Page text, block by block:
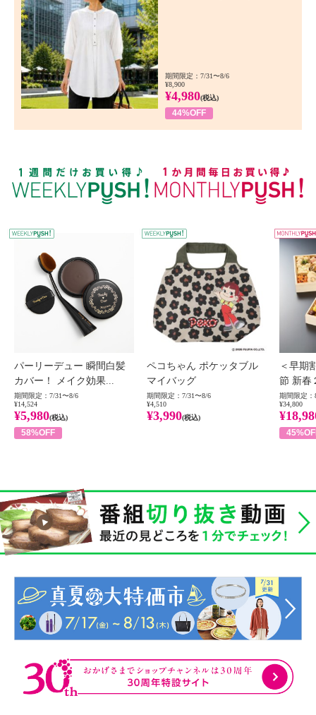
期間限定：7/31〜8/6
¥8,900
¥4,980(税込)
44%OFF
WEEKLY PUSH
パーリーデュー 瞬間白髪
カバー！ メイク効果...
期間限定：7/31〜8/6
¥14,524
¥5,980(税込)
58%OFF
ペコちゃん ポケッタブル
マイバッグ
期間限定：7/31〜8/6
¥4,510
¥3,990(税込)
＜早期
節 新春
期間限定：
¥34,800